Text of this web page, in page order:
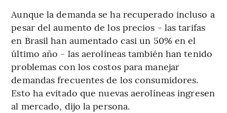
Aunque la demanda se ha recuperado incluso a
pesar del aumento de los precios - las tarifas
en Brasil han aumentado casi un 50% en el
último año - las aerolíneas también han tenido
problemas con los costos para manejar
demandas frecuentes de los consumidores.
Esto ha evitado que nuevas aerolíneas ingresen
al mercado, dijo la persona.